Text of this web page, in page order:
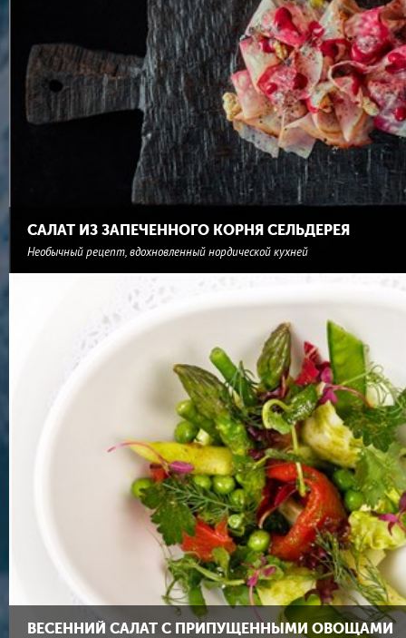
САЛАТ ИЗ ЗАПЕЧЕННОГО КОРНЯ СЕЛЬДЕРЕЯ
Необычный рецепт, вдохновленный нордической кухней
ВЕСЕННИЙ САЛАТ С ПРИПУЩЕННЫМИ ОВОЩАМИ